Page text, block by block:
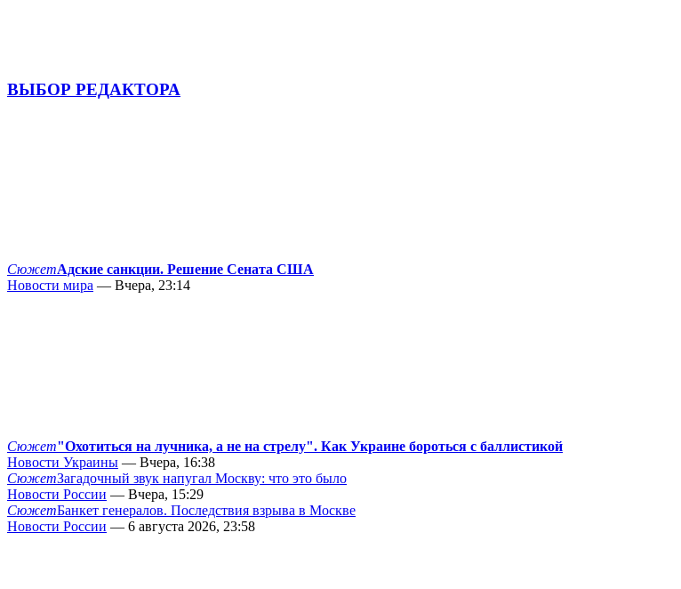
ВЫБОР РЕДАКТОРА
СюжетАдские санкции. Решение Сената США
Новости мира — Вчера, 23:14
Сюжет"Охотиться на лучника, а не на стрелу". Как Украине бороться с баллистикой
Новости Украины — Вчера, 16:38
СюжетЗагадочный звук напугал Москву: что это было
Новости России — Вчера, 15:29
СюжетБанкет генералов. Последствия взрыва в Москве
Новости России — 6 августа 2026, 23:58